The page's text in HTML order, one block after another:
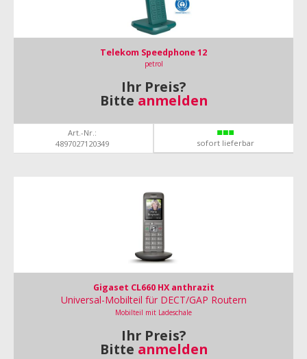
Telekom Speedphone 12
petrol
Ihr Preis?
Bitte anmelden
Art.-Nr.:
4897027120349
sofort lieferbar
Gigaset CL660 HX anthrazit
Universal-Mobilteil für DECT/GAP Routern
Mobilteil mit Ladeschale
Ihr Preis?
Bitte anmelden